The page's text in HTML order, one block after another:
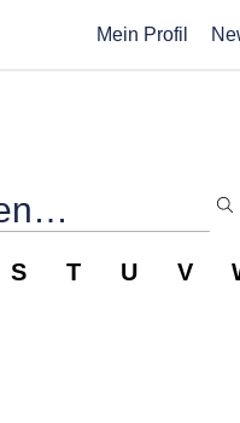
Mein Profil
S T U V